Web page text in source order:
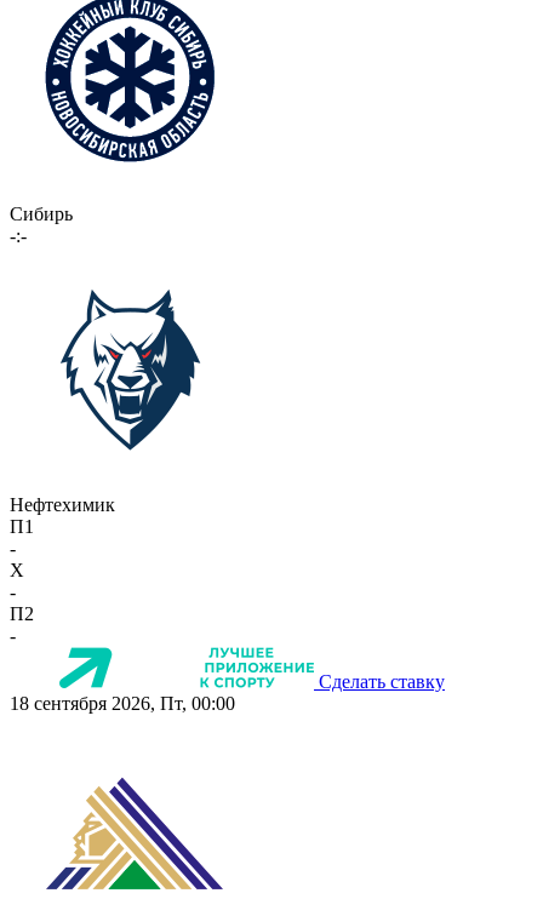
Сибирь
-:-
Нефтехимик
П1
-
X
-
П2
-
Сделать ставку
18 сентября 2026, Пт, 00:00